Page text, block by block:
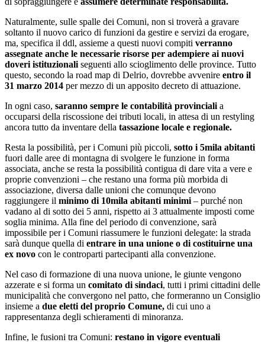
Naturalmente, sulle spalle dei Comuni, non si troverà a gravare
soltanto il nuovo carico di funzioni da gestire e servizi da erogare,
ma, specifica il ddl, assieme a questi nuovi compiti verranno
assegnate anche le necessarie risorse per adempiere ai nuovi
doveri istituzionali seguenti allo scioglimento delle province. Tutto
questo, secondo la road map di Delrio, dovrebbe avvenire entro il
31 marzo 2014 per mezzo di un apposito decreto di attuazione.
In ogni caso, saranno sempre le contabilità provinciali a
occuparsi della riscossione dei tributi locali, in attesa di un restyling
ancora tutto da inventare della tassazione locale e regionale.
Resta la possibilità, per i Comuni più piccoli, sotto i 5mila abitanti
fuori dalle aree di montagna di svolgere le funzione in forma
associata, anche se resta la possibilità contigua di dare vita a vere e
proprie convenzioni – che restano una forma più morbida di
associazione, diversa dalle unioni che comunque devono
raggiungere il minimo di 10mila abitanti minimi – purché non
vadano al di sotto dei 5 anni, rispetto ai 3 attualmente imposti come
soglia minima. Alla fine del periodo di convenzione, sarà
impossibile per i Comuni riassumere le funzioni delegate: la strada
sarà dunque quella di entrare in una unione o di costituirne una
ex novo con le controparti partecipanti alla convenzione.
Nel caso di formazione di una nuova unione, le giunte vengono
azzerate e si forma un comitato di sindaci, tutti i primi cittadini delle
municipalità che convergono nel patto, che formeranno un Consiglio
insieme a due eletti del proprio Comune, di cui uno a
rappresentanza degli schieramenti di minoranza.
Infine, le fusioni tra Comuni: restano in vigore eventuali